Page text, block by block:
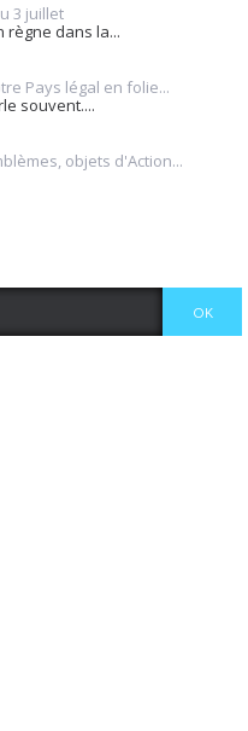
3 juillet
règne dans la...
Pays légal en folie...
souvent....
objets d'Action...